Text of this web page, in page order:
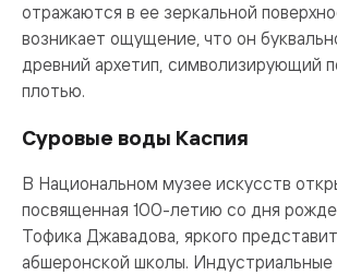
отражаются в ее зеркальной
возникает ощущение, что он
древний архетип, символизирующий
плотью.
Суровые воды Каспия
В Национальном музее искусств
посвященная 100-летию со дня
Тофика Джавадова, яркого
абшеронской школы. Индустриальные